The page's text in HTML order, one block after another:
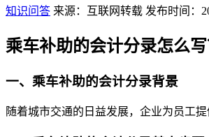
知识问答 来源：互联网转载 发布时间：
乘车补助的会计分录怎么写
一、乘车补助的会计分录背景
随着城市交通的日益发展，企业为员工